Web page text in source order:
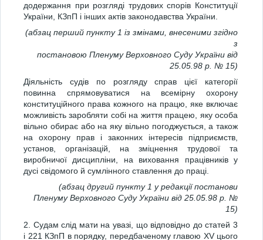
додержання при розгляді трудових спорів Конституції
України, КЗпП і інших актів законодавства України.
(абзац перший пункту 1 із змінами, внесеними згідно
з
постановою Пленуму Верховного Суду України від
25.05.98 р. № 15)
Діяльність судів по розгляду справ цієї категорії
повинна спрямовуватися на всемірну охорону
конституційного права кожного на працю, яке включає
можливість заробляти собі на життя працею, яку особа
вільно обирає або на яку вільно погоджується, а також
на охорону прав і законних інтересів підприємств,
установ, організацій, на зміцнення трудової та
виробничої дисципліни, на виховання працівників у
дусі свідомого й сумлінного ставлення до праці.
(абзац другий пункту 1 у редакції постанови
Пленуму Верховного Суду України від 25.05.98 р. №
15)
2. Судам слід мати на увазі, що відповідно до статей 3
і 221 КЗпП в порядку, передбаченому главою XV цього